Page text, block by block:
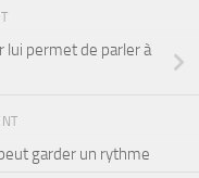
lui permet de parler à
garder un rythme